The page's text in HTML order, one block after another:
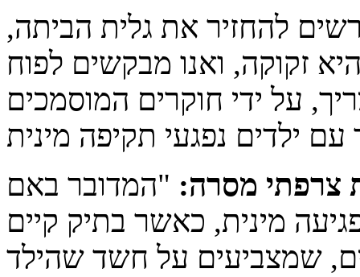
להחזיר את גלית הביתה,
זקוקה, ואנו מבקשים לפוח
על ידי חוקרים המוסמכים
צרפתי מסרה: "המדובר באם
מינית, כאשר בתיק קיים
שמצביעים על חשד שהילד